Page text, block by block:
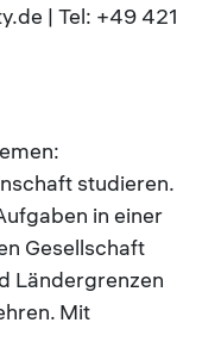
| Tel: +49 421
studieren.
in einer
Gesellschaft
Ländergrenzen
Mit